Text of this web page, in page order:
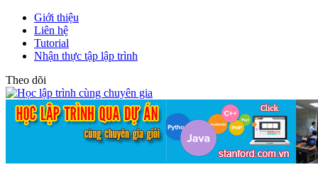
Giới thiệu
Liên hệ
Tutorial
Nhận thực tập lập trình
Theo dõi